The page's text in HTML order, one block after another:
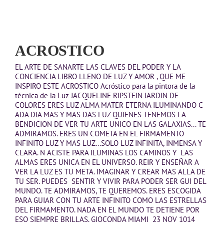
ACROSTICO
EL ARTE DE SANARTE LAS CLAVES DEL PODER Y LA
CONCIENCIA LIBRO LLENO DE LUZ Y AMOR , QUE ME
INSPIRO ESTE ACROSTICO Acróstico para la pintora de la
técnica de la Luz JACQUELINE RIPSTEIN JARDIN DE
COLORES ERES LUZ ALMA MATER ETERNA ILUMINANDO C
ADA DIA MAS Y MAS DAS LUZ QUIENES TENEMOS LA
BENDICION DE VER TU ARTE UNICO EN LAS GALAXIAS... TE
ADMIRAMOS. ERES UN COMETA EN EL FIRMAMENTO
INFINITO LUZ Y MAS LUZ...SOLO LUZ INFINITA, INMENSA Y
CLARA. N ACISTE PARA ILUMINAS LOS CAMINOS Y LAS
ALMAS ERES UNICA EN EL UNIVERSO. REIR Y ENSEÑAR A
VER LA LUZ ES TU META. IMAGINAR Y CREAR MAS ALLA DE
TU SER. PUEDES SENTIR Y VIVIR PARA PODER SER GUI DEL
MUNDO. TE ADMIRAMOS, TE QUEREMOS. ERES ESCOGIDA
PARA GUIAR CON TU ARTE INFINITO COMO LAS ESTRELLAS
DEL FIRMAMENTO. NADA EN EL MUNDO TE DETIENE POR
ESO SIEMPRE BRILLAS. GIOCONDA MIAMI 23 NOV 1014